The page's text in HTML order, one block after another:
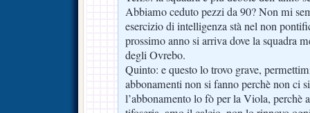
Abbiamo ceduto pezzi da 90? Non mi
esercizio di intelligenza stà nel non
prossimo anno si arriva dove la squadra
degli Ovrebo.
Quinto: e questo lo trovo grave,
abbonamenti non si fanno perchè non ci
l’abbonamento lo fò per la Viola, perchè